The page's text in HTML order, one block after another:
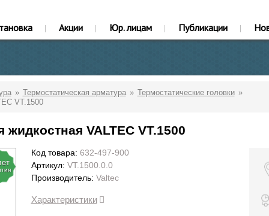
Акции Юр. лицам Публикации
Термостатическая арматура
Термостатические головки
VT.1500
жидкостная VALTEC VT.1500
Код товара: 632-497-900
Артикул: VT.1500.0.0
Производитель: Valtec
Характеристики